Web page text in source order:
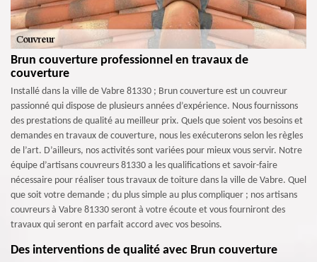
Brun couverture professionnel en travaux de
couverture
Installé dans la ville de Vabre 81330 ; Brun couverture est un couvreur
passionné qui dispose de plusieurs années d’expérience. Nous fournissons
des prestations de qualité au meilleur prix. Quels que soient vos besoins et
demandes en travaux de couverture, nous les exécuterons selon les règles
de l’art. D’ailleurs, nos activités sont variées pour mieux vous servir. Notre
équipe d’artisans couvreurs 81330 a les qualifications et savoir-faire
nécessaire pour réaliser tous travaux de toiture dans la ville de Vabre. Quel
que soit votre demande ; du plus simple au plus compliquer ; nos artisans
couvreurs à Vabre 81330 seront à votre écoute et vous fourniront des
travaux qui seront en parfait accord avec vos besoins.
Des interventions de qualité avec Brun couverture